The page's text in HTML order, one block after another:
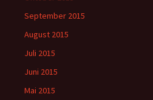
September 2015
August 2015
Juli 2015
Juni 2015
Mai 2015